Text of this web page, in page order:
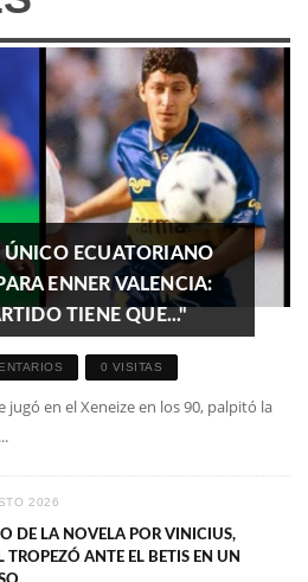
ÚNICO ECUATORIANO
ENNER VALENCIA:
TIENE QUE..."
0 VISITAS
jugó en el Xeneize en los 90, palpitó la
2026
DE LA NOVELA POR VINICIUS,
TROPEZÓ ANTE EL BETIS EN UN